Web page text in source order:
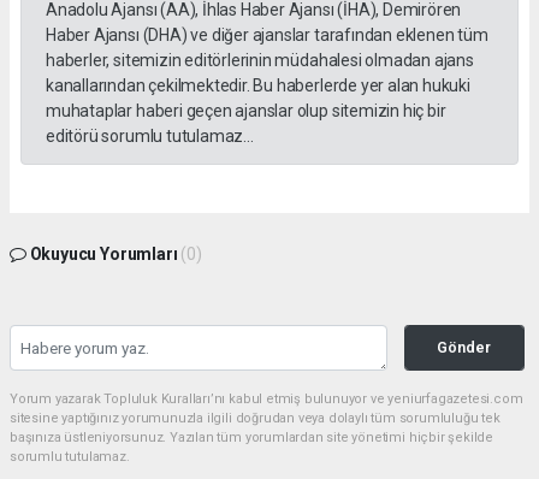
Anadolu Ajansı (AA), İhlas Haber Ajansı (İHA), Demirören
Haber Ajansı (DHA) ve diğer ajanslar tarafından eklenen tüm
haberler, sitemizin editörlerinin müdahalesi olmadan ajans
kanallarından çekilmektedir. Bu haberlerde yer alan hukuki
muhataplar haberi geçen ajanslar olup sitemizin hiç bir
editörü sorumlu tutulamaz...
Okuyucu Yorumları (0)
Gönder
Yorum yazarak Topluluk Kuralları’nı kabul etmiş bulunuyor ve yeniurfagazetesi.com
sitesine yaptığınız yorumunuzla ilgili doğrudan veya dolaylı tüm sorumluluğu tek
başınıza üstleniyorsunuz. Yazılan tüm yorumlardan site yönetimi hiçbir şekilde
sorumlu tutulamaz.